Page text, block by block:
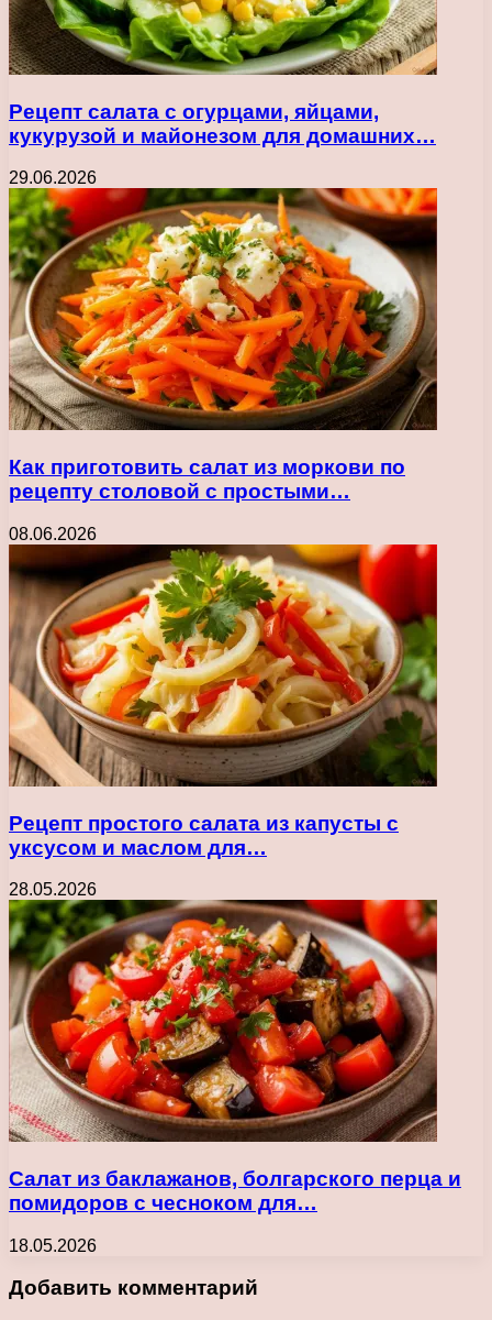
Рецепт салата с огурцами, яйцами,
кукурузой и майонезом для домашних…
29.06.2026
Как приготовить салат из моркови по
рецепту столовой с простыми…
08.06.2026
Рецепт простого салата из капусты с
уксусом и маслом для…
28.05.2026
Салат из баклажанов, болгарского перца и
помидоров с чесноком для…
18.05.2026
Добавить комментарий